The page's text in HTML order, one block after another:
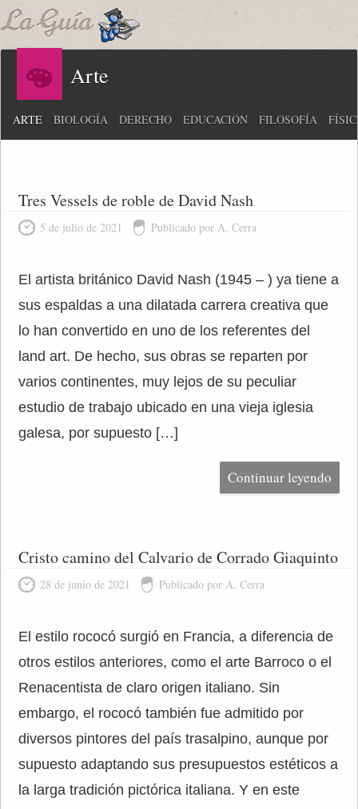
Arte
ARTE BIOLOGÍA DERECHO EDUCACIÓN FILOSOFÍA
Tres Vessels de roble de David Nash
5 de julio de 2021 Publicado por A. Cerra
El artista británico David Nash (1945 – ) ya tiene a
sus espaldas a una dilatada carrera creativa que
lo han convertido en uno de los referentes del
land art. De hecho, sus obras se reparten por
varios continentes, muy lejos de su peculiar
estudio de trabajo ubicado en una vieja iglesia
galesa, por supuesto […]
Continuar leyendo
Cristo camino del Calvario de Corrado Giaquinto
28 de junio de 2021 Publicado por A. Cerra
El estilo rococó surgió en Francia, a diferencia de
otros estilos anteriores, como el arte Barroco o el
Renacentista de claro origen italiano. Sin
embargo, el rococó también fue admitido por
diversos pintores del país trasalpino, aunque por
supuesto adaptando sus presupuestos estéticos a
la larga tradición pictórica italiana. Y en este